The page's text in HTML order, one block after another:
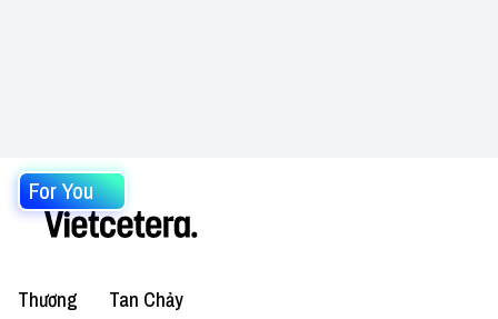
For You
Thương Tan Chảy